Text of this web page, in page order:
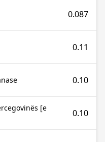
0.087
0.11
0.10
[e
0.10